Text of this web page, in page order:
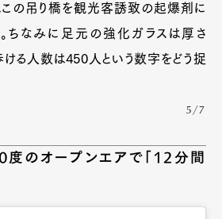
この吊り橋を観光客誘致の起爆剤に
ちなみに足元の強化ガラスは厚さ
る人数は450人という数字をどう捉
5/7
のオープンエアで「12分間